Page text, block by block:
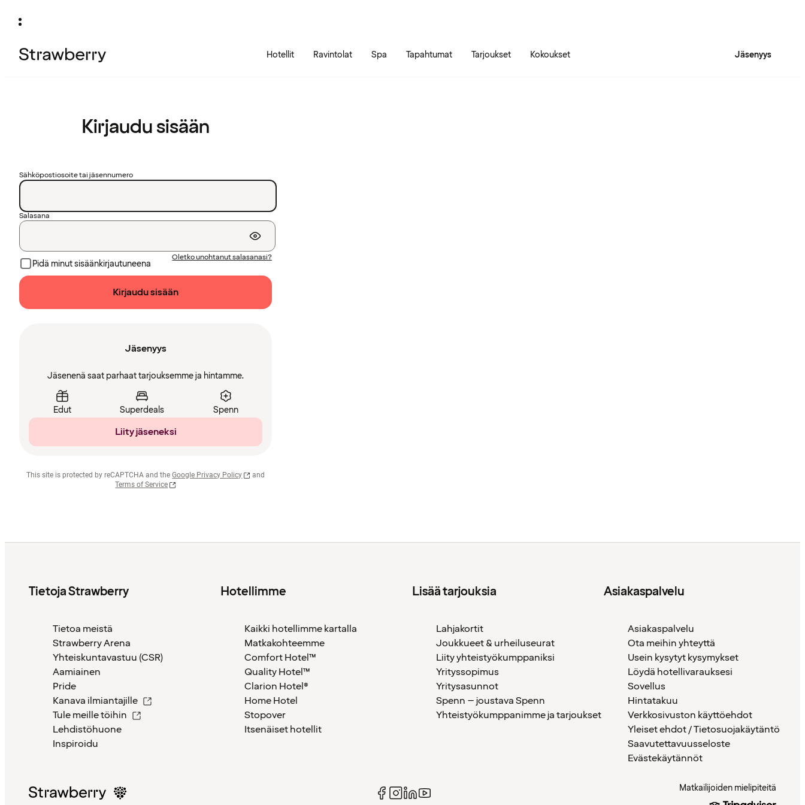
Hotellit Ravintolat Spa Tapahtumat Tarjoukset Kokoukset Jäsenyys
Kirjaudu sisään
Sähköpostiosoite tai jäsennumero
Salasana
Pidä minut sisäänkirjautuneena
Oletko unohtanut salasanasi?
Kirjaudu sisään
Jäsenyys
Jäsenenä saat parhaat tarjouksemme ja hintamme.
Edut Superdeals Spenn
Liity jäseneksi
This site is protected by reCAPTCHA and the Google Privacy Policy
and
Terms of Service
Tietoja Strawberry
Tietoa meistä
Strawberry Arena
Yhteiskuntavastuu (CSR)
Aamiainen
Pride
Kanava ilmiantajille
Tule meille töihin
Lehdistöhuone
Inspiroidu
Hotellimme
Kaikki hotellimme kartalla
Matkakohteemme
Comfort Hotel™
Quality Hotel™
Clarion Hotel®
Home Hotel
Stopover
Itsenäiset hotellit
Lisää tarjouksia
Lahjakortit
Joukkueet & urheiluseurat
Liity yhteistyökumppaniksi
Yrityssopimus
Yritysasunnot
Spenn – joustava Spenn
Yhteistyökumppanimme ja tarjoukset
Asiakaspalvelu
Asiakaspalvelu
Ota meihin yhteyttä
Usein kysytyt kysymykset
Löydä hotellivarauksesi
Sovellus
Hintatakuu
Verkkosivuston käyttöehdot
Yleiset ehdot / Tietosuojakäytäntö
Saavutettavuusseloste
Evästekäytännöt
Matkailijoiden mielipiteitä